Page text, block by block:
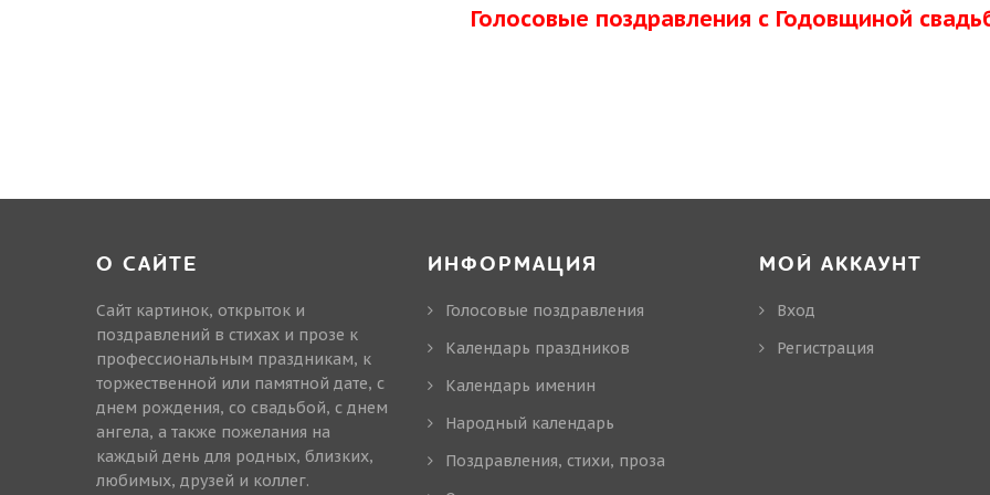
Голосовые поздравления с Годовщиной
О САЙТЕ
Сайт картинок, открыток и
поздравлений в стихах и прозе к
профессиональным праздникам, к
торжественной или памятной дате, с
днем рождения, со свадьбой, с днем
ангела, а также пожелания на
каждый день для родных, близких,
любимых, друзей и коллег.
ИНФОРМАЦИЯ
Голосовые поздравления
Календарь праздников
Календарь именин
Народный календарь
Поздравления, стихи, проза
МОЙ АККАУНТ
Вход
Регистрация